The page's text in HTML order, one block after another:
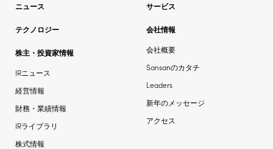
ニュース サービス
テクノロジー
会社情報
会社概要
Sansanのカタチ
Leaders
新年のメッセージ
アクセス
株主・投資家情報
IRニュース
経営情報
財務・業績情報
IRライブラリ
株式情報